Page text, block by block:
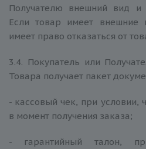
Получателю внешний вид и
Если товар имеет внешние
имеет право отказаться от
3.4. Покупатель или
Товара получает пакет
- кассовый чек, при условии,
в момент получения заказа;
- гарантийный талон,